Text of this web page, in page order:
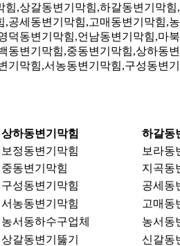
,상갈동변기막힘,하갈동변기막힘
공세동변기막힘,고매동변기막힘,
덕동변기막힘,언남동변기막힘,마
동변기막힘,중동변기막힘,상하동
기막힘,서농동변기막힘,구성동변
상하동변기막힘
하갈동
보정동변기막힘
보라동
중동변기막힘
지곡동
구성동변기막힘
공세동
서농동변기막힘
고매동
농서동하수구업체
농서동
상갈동변기뚫기
신갈동